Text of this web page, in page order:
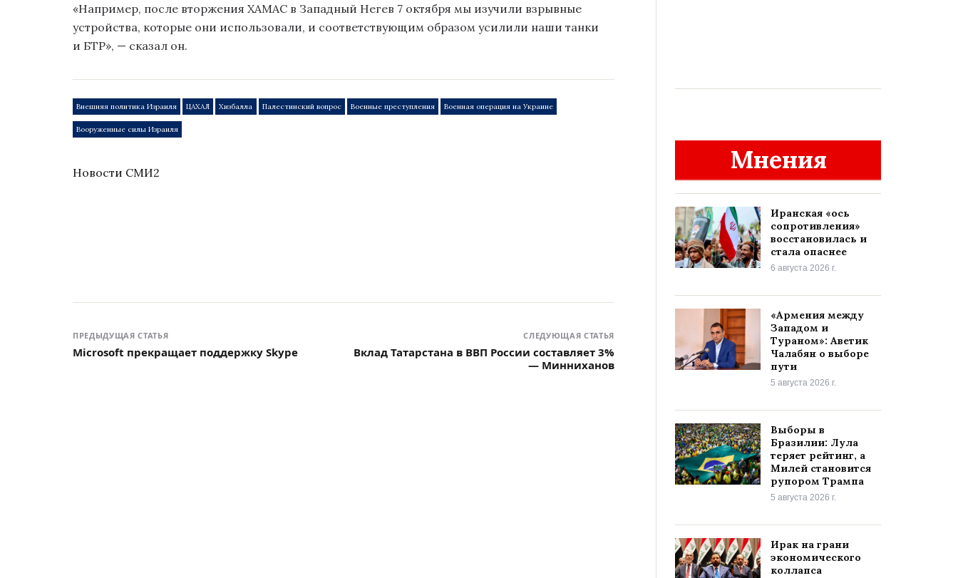
«Например, после вторжения ХАМАС в Западный Негев 7 октября мы изучили взрывные
устройства, которые они использовали, и соответствующим образом усилили наши танки
и БТР», — сказал он.
Внешняя политика Израиля ЦАХАЛ Хизбалла Палестинский вопрос Военные преступления Военная операция на Украине
Вооруженные силы Израиля
Новости СМИ2
ПРЕДЫДУЩАЯ СТАТЬЯ
Microsoft прекращает поддержку Skype
СЛЕДУЮЩАЯ СТАТЬЯ
Вклад Татарстана в ВВП России составляет 3%
— Минниханов
Мнения
Иранская «ось
сопротивления»
восстановилась и
стала опаснее
6 августа 2026 г.
«Армения между
Западом и
Тураном»: Аветик
Чалабян о выборе
пути
5 августа 2026 г.
Выборы в
Бразилии: Лула
теряет рейтинг, а
Милей становится
рупором Трампа
5 августа 2026 г.
Ирак на грани
экономического
коллапса